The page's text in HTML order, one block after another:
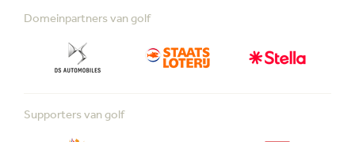
Domeinpartners van golf
Supporters van golf